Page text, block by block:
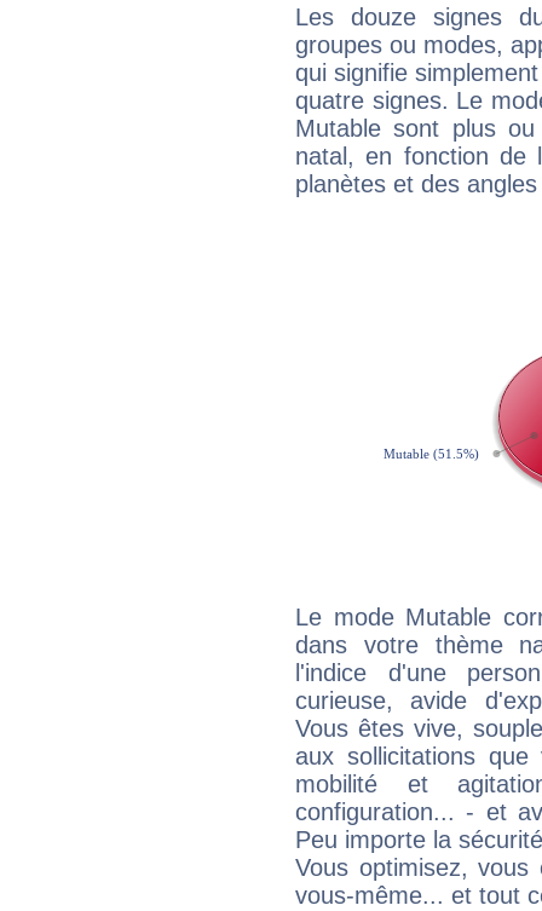
Les douze signes
groupes ou modes,
qui signifie
quatre signes. Le
Mutable sont plus
natal, en fonction de
planètes et des
Le mode Mutable
dans votre thème
l'indice d'une
curieuse, avide
Vous êtes vive,
aux sollicitations
mobilité et
configuration... - et
Peu importe la
Vous optimisez, vous
vous-même... et tout